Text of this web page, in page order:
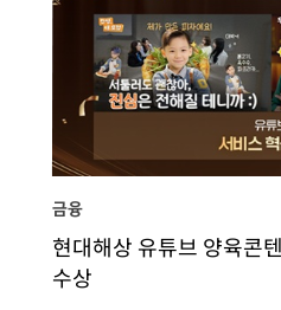
금융
현대해상 유튜브 양육콘
수상